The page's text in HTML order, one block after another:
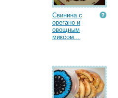
Свинина с
орегано и
овощным
миксом...